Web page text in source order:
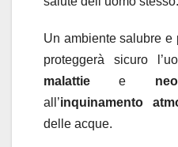
Un ambiente salubre
proteggerà sicuro
malattie e
all’inquinamento
delle acque.